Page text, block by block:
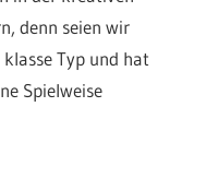
denn seien wir
Typ und hat
Spielweise